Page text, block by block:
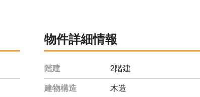
物件詳細情報
階建 2階建
建物構造 木造